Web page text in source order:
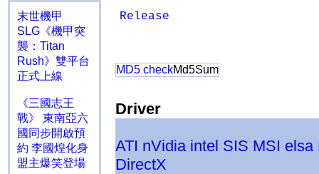
末世機甲
SLG《機甲突
襲：Titan
Rush》雙平台
正式上線
《三國志王
戰》 東南亞六
國同步開啟預
約 李國煌化身
盟主爆笑登場
Release
MD5 checkMd5Sum
Driver
ATI nVidia intel SIS MSI elsa
DirectX